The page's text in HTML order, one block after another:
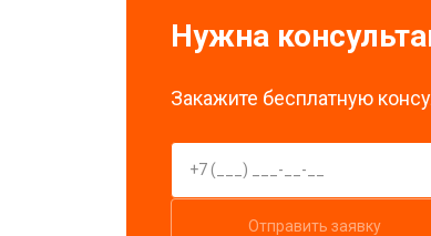
Нужна
Закажите бесплатную
Отправить заявку